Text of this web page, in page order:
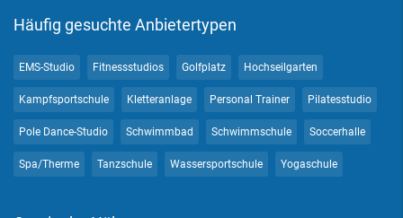
Häufig gesuchte Anbietertypen
EMS-Studio Fitnessstudios Golfplatz Hochseilgarten
Kampfsportschule Kletteranlage Personal Trainer Pilatesstudio
Pole Dance-Studio Schwimmbad Schwimmschule Soccerhalle
Spa/Therme Tanzschule Wassersportschule Yogaschule